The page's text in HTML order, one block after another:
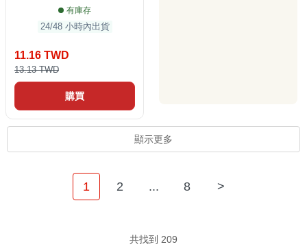
有庫存
24/48 小時內出貨
11.16 TWD
13.13 TWD
購買
顯示更多
1 2 ... 8 >
共找到 209